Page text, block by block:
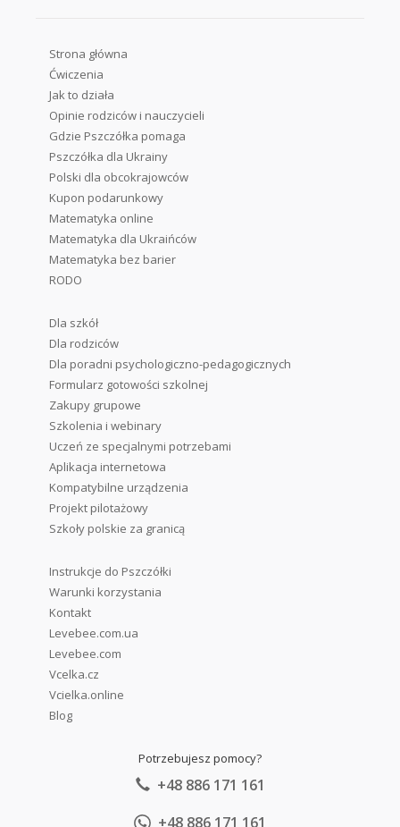
Strona główna
Ćwiczenia
Jak to działa
Opinie rodziców i nauczycieli
Gdzie Pszczółka pomaga
Pszczółka dla Ukrainy
Polski dla obcokrajowców
Kupon podarunkowy
Matematyka online
Matematyka dla Ukraińców
Matematyka bez barier
RODO
Dla szkół
Dla rodziców
Dla poradni psychologiczno-pedagogicznych
Formularz gotowości szkolnej
Zakupy grupowe
Szkolenia i webinary
Uczeń ze specjalnymi potrzebami
Aplikacja internetowa
Kompatybilne urządzenia
Projekt pilotażowy
Szkoły polskie za granicą
Instrukcje do Pszczółki
Warunki korzystania
Kontakt
Levebee.com.ua
Levebee.com
Vcelka.cz
Vcielka.online
Blog
Potrzebujesz pomocy?
+48 886 171 161
+48 886 171 161